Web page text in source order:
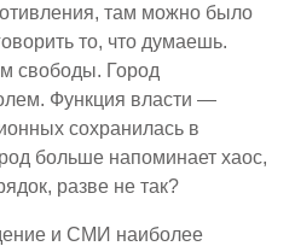
там можно было
то, что думаешь.
свободы. Город
Функция власти —
сохранилась в
больше напоминает хаос,
разве не так?
и СМИ наиболее